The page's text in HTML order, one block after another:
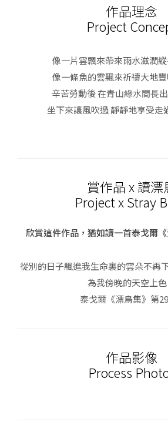
作品理念
Project
像一片雲飄來帶來雨水滋潤
像一條魚的雲飄來祈禱大地
辛苦勞動後 在青山綠水間⻑
坐下來讓風吹過 靜靜地享受走
賞作品 x 讀漂
Project x Stray
欣賞這件作品，猶如讀一首泰戈爾
從別的日子飄進我生命裏的雲朵不再
為我傍晚的天空上色
泰戈爾《漂鳥集》第
作品影像
Process